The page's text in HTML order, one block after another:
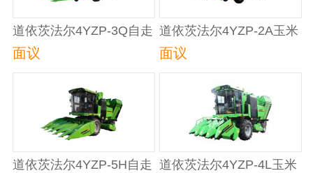
道依茨法尔4YZP-3Q自走
式玉米收获机
面议
道依茨法尔4YZP-2A玉米
联合收获机
面议
道依茨法尔4YZP-5H自走 道依茨法尔4YZP-4L玉米